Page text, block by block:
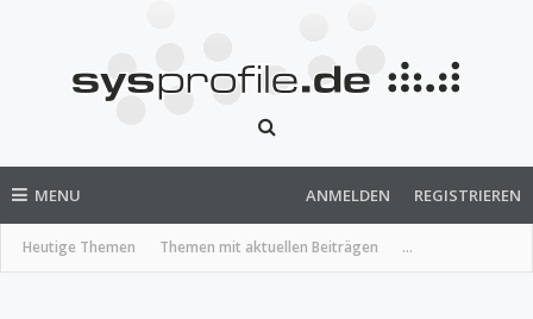
MENU
Heutige Themen Themen mit aktuellen Beiträgen ...
ANMELDEN REGISTRIEREN